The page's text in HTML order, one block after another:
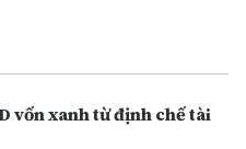
vốn xanh từ định chế tài